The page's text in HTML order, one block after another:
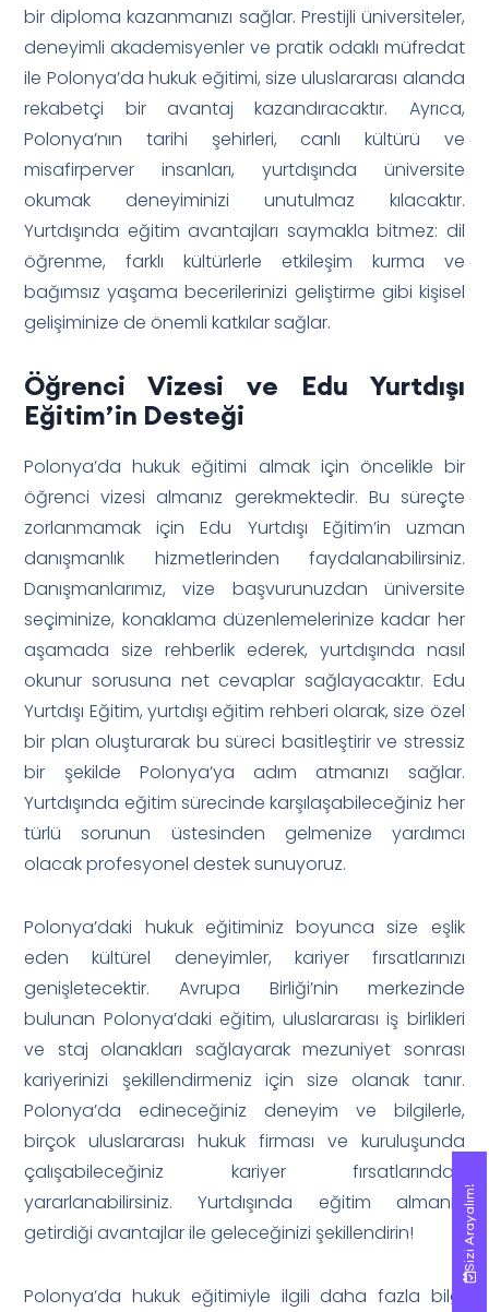
bir diploma kazanmanızı sağlar. Prestijli üniversiteler,
deneyimli akademisyenler ve pratik odaklı müfredat
ile Polonya’da hukuk eğitimi, size uluslararası alanda
rekabetçi bir avantaj kazandıracaktır. Ayrıca,
Polonya’nın tarihi şehirleri, canlı kültürü ve
misafirperver insanları, yurtdışında üniversite
okumak deneyiminizi unutulmaz kılacaktır.
Yurtdışında eğitim avantajları saymakla bitmez: dil
öğrenme, farklı kültürlerle etkileşim kurma ve
bağımsız yaşama becerilerinizi geliştirme gibi kişisel
gelişiminize de önemli katkılar sağlar.
Öğrenci Vizesi ve Edu Yurtdışı
Eğitim’in Desteği
Polonya’da hukuk eğitimi almak için öncelikle bir
öğrenci vizesi almanız gerekmektedir. Bu süreçte
zorlanmamak için Edu Yurtdışı Eğitim’in uzman
danışmanlık hizmetlerinden faydalanabilirsiniz.
Danışmanlarımız, vize başvurunuzdan üniversite
seçiminize, konaklama düzenlemelerinize kadar her
aşamada size rehberlik ederek, yurtdışında nasıl
okunur sorusuna net cevaplar sağlayacaktır. Edu
Yurtdışı Eğitim, yurtdışı eğitim rehberi olarak, size özel
bir plan oluşturarak bu süreci basitleştirir ve stressiz
bir şekilde Polonya’ya adım atmanızı sağlar.
Yurtdışında eğitim sürecinde karşılaşabileceğiniz her
türlü sorunun üstesinden gelmenize yardımcı
olacak profesyonel destek sunuyoruz.
Polonya’daki hukuk eğitiminiz boyunca size eşlik
eden kültürel deneyimler, kariyer fırsatlarınızı
genişletecektir. Avrupa Birliği’nin merkezinde
bulunan Polonya’daki eğitim, uluslararası iş birlikleri
ve staj olanakları sağlayarak mezuniyet sonrası
kariyerinizi şekillendirmeniz için size olanak tanır.
Polonya’da edineceğiniz deneyim ve bilgilerle,
birçok uluslararası hukuk firması ve kuruluşunda
çalışabileceğiniz kariyer fırsatlarından
yararlanabilirsiniz. Yurtdışında eğitim almanın
getirdiği avantajlar ile geleceğinizi şekillendirin!
Polonya’da hukuk eğitimiyle ilgili daha fazla bilgi
Sizi Arayalım!
Sizi Arayalım!